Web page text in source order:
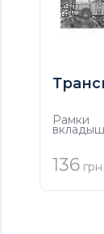
Рамки
136грн